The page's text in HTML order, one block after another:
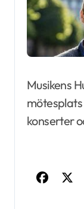
Musikens
konserter